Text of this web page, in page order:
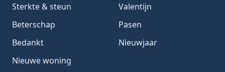
Sterkte & steun
Beterschap
Bedankt
Nieuwe woning
Valentijn
Pasen
Nieuwjaar